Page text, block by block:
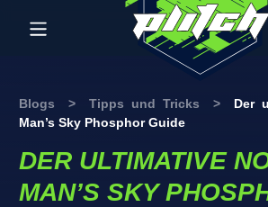
Blogs > Tipps und Tricks >
Der
Man’s Sky Phosphor Guide
DER ULTIMATIVE
MAN’S SKY